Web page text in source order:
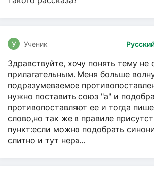
У Ученик
Здравствуйте, хочу понять тему не
прилагательным. Меня больше
подразумеваемое
нужно поставить союз "а" и
противопоставляют ее и тогда
слово,но так же в правиле
пункт:если можно подобрать
слитно и тут нера...